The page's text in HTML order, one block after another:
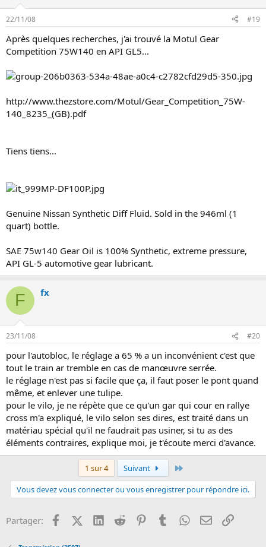
22/11/08 #19
Après quelques recherches, j'ai trouvé la Motul Gear
Competition 75W140 en API GL5...
http://www.thezstore.com/Motul/Gear_Competition_75W-
140_8235_(GB).pdf
Tiens tiens...
Genuine Nissan Synthetic Diff Fluid. Sold in the 946ml (1
quart) bottle.
SAE 75w140 Gear Oil is 100% Synthetic, extreme pressure,
API GL-5 automotive gear lubricant.
F fx
23/11/08 #20
pour l'autobloc, le réglage a 65 % a un inconvénient c'est que
tout le train ar tremble en cas de manœuvre serrée.
le réglage n'est pas si facile que ça, il faut poser le pont quand
même, et enlever une tulipe.
pour le vilo, je ne répète que ce qu'un gar qui cour en rallye
cross m'a expliqué, le vilo selon ses dires, est traité dans un
matériau spécial qu'il ne faudrait pas usiner, si tu as des
éléments contraires, explique moi, je t'écoute merci d'avance.
1 sur 4 Suivant
Vous devez vous connecter ou vous enregistrer pour répondre ici.
Partager: FacebookX (Twitter)
LinkedInReddit PinterestTumblrWhatsApp
EmailLien